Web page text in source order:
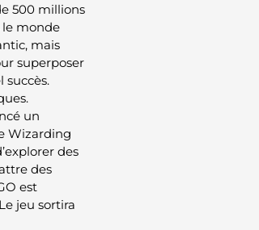
500 millions
le monde
mais
superposer
succès.
un
Wizarding
des
des
est
jeu sortira